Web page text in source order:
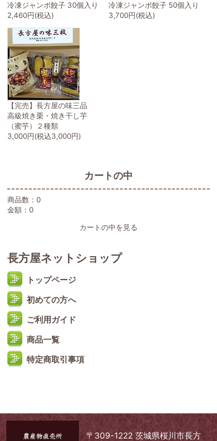
冷凍ジャンボ餃子 30個入り
2,460円(税込)
冷凍ジャンボ餃子 50個入り
3,700円(税込)
【完売】長方屋の味三品
高級焼き栗・焼き干し芋
（蜜芋）２種類
3,000円(税込3,000円)
カートの中
商品数：0
金額：0
カートの中を見る
長方屋ネットショップ
トップページ
初めての方へ
ご利用ガイド
商品一覧
特定商取引事項
〒309-1222 茨城県桜川市長方